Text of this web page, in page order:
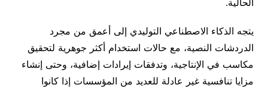
الحالية.
يتجه الذكاء الاصطناعي التوليدي إلى أعمق من مجرد
الدردشات النصية، مع حالات استخدام أكثر جوهرية لتحقيق
مكاسب في الإنتاجية، وتدفقات إيرادات إضافية، وحتى إنشاء
مزايا تنافسية غير عادلة للعديد من المؤسسات إذا كانوا